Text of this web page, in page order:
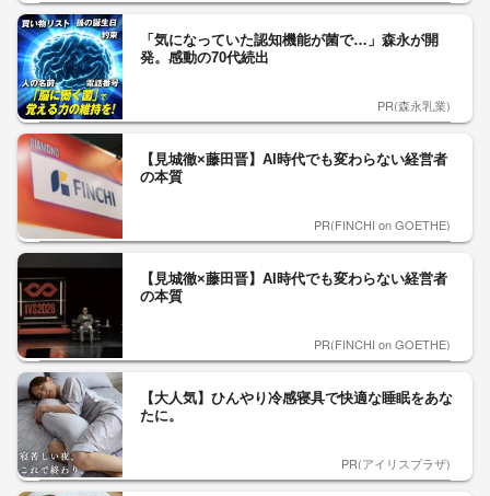
「気になっていた認知機能が菌で…」森永が開
発。感動の70代続出
PR(森永乳業)
【見城徹×藤田晋】AI時代でも変わらない経営者
の本質
PR(FINCHI on GOETHE)
【見城徹×藤田晋】AI時代でも変わらない経営者
の本質
PR(FINCHI on GOETHE)
【大人気】ひんやり冷感寝具で快適な睡眠をあな
たに。
PR(アイリスプラザ)